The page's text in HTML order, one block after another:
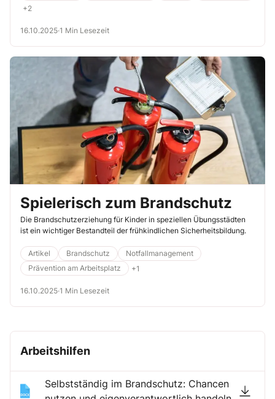
+2
16.10.2025·1 Min Lesezeit
Spielerisch zum Brandschutz
Die Brandschutzerziehung für Kinder in speziellen Übungsstädten
ist ein wichtiger Bestandteil der frühkindlichen Sicherheitsbildung.
Artikel Brandschutz
Notfallmanagement
Prävention am Arbeitsplatz
+1
16.10.2025·1 Min Lesezeit
Arbeitshilfen
Selbstständig im Brandschutz: Chancen